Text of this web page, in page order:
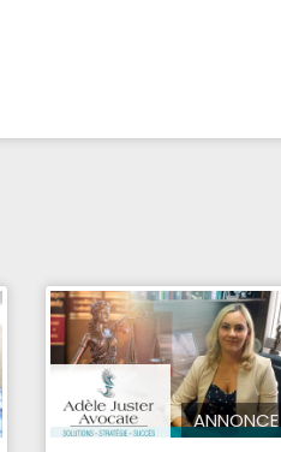
ANNONCE